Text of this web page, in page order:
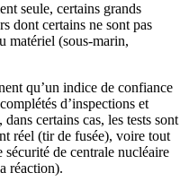
seule, certains grands
dont certains ne sont pas
matériel (sous-marin,
qu’un indice de confiance
d’inspections et
certains cas, les tests sont
réel (tir de fusée), voire tout
sécurité de centrale nucléaire
réaction).